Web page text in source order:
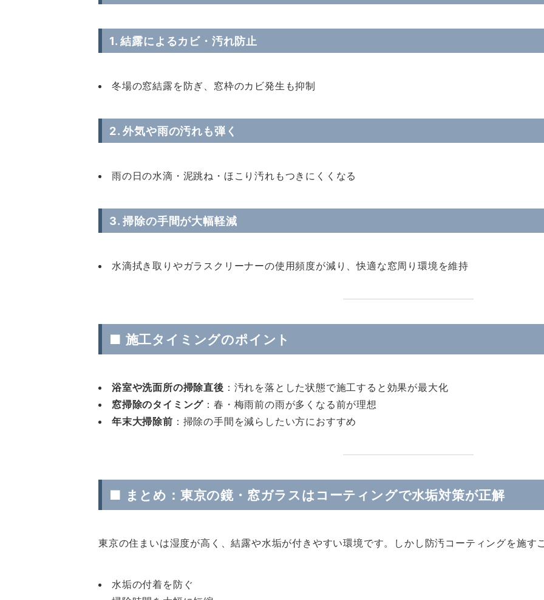
1. 結露によるカビ・汚れ防止
冬場の窓結露を防ぎ、窓枠のカビ発生も抑制
2. 外気や雨の汚れも弾く
雨の日の水滴・泥跳ね・ほこり汚れもつきにくくなる
3. 掃除の手間が大幅軽減
水滴拭き取りやガラスクリーナーの使用頻度が減り、快適な窓周り環境を維持
■ 施工タイミングのポイント
浴室や洗面所の掃除直後 ：汚れを落とした状態で施工すると効果が最大化
窓掃除のタイミング ：春・梅雨前の雨が多くなる前が理想
年末大掃除前 ：掃除の手間を減らしたい方におすすめ
■ まとめ：東京の鏡・窓ガラスはコーティングで水垢対策が正解
東京の住まいは湿度が高く、結露や水垢が付きやすい環境です。しかし防汚コーティングを施す
水垢の付着を防ぐ